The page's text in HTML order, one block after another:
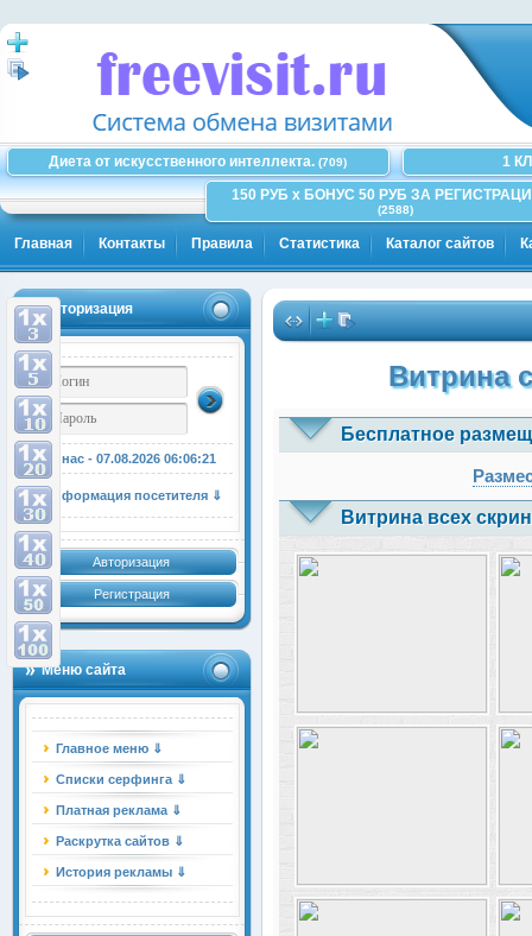
Диета от искусственного интеллекта. (709)
1
150 РУБ x БОНУС 50 РУБ ЗА
(2588)
Главная Контакты Правила Статистика Каталог сайтов
Авторизация
У нас - 07.08.2026 06:06:21
Информация посетителя ⇓
Авторизация
Регистрация
Меню сайта
Главное меню ⇓
Списки серфинга ⇓
Платная реклама ⇓
Раскрутка сайтов ⇓
История рекламы ⇓
Витрина
Бесплатное
Витрина всех